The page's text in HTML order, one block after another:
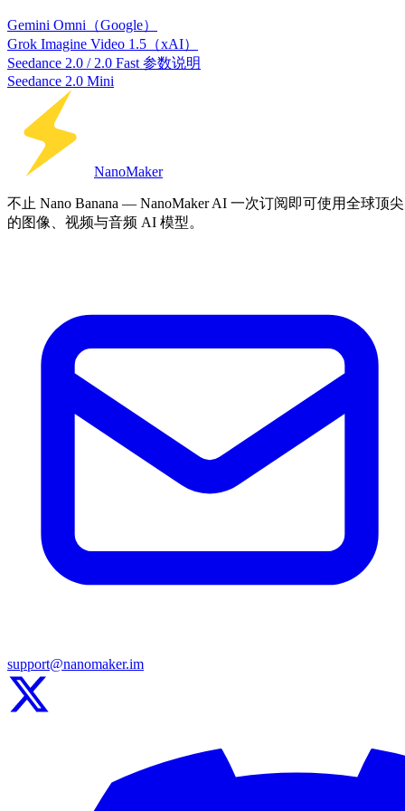
Gemini Omni（Google）
Grok Imagine Video 1.5（xAI）
Seedance 2.0 / 2.0 Fast 参数说明
Seedance 2.0 Mini
NanoMaker
不止 Nano Banana — NanoMaker AI 一次订阅即可使用全球顶尖
的图像、视频与音频 AI 模型。
support@nanomaker.im